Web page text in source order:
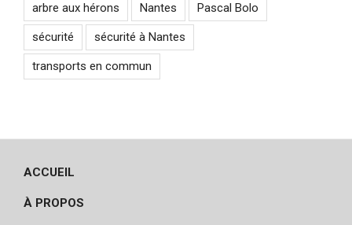
arbre aux hérons Nantes Pascal Bolo
sécurité sécurité à Nantes
transports en commun
ACCUEIL
À PROPOS